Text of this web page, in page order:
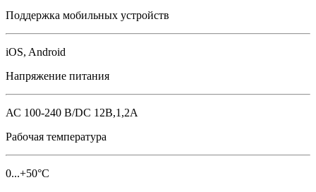
Поддержка мобильных устройств
iOS, Android
Напряжение питания
АС 100-240 В/DC 12B,1,2А
Рабочая температура
0...+50°С